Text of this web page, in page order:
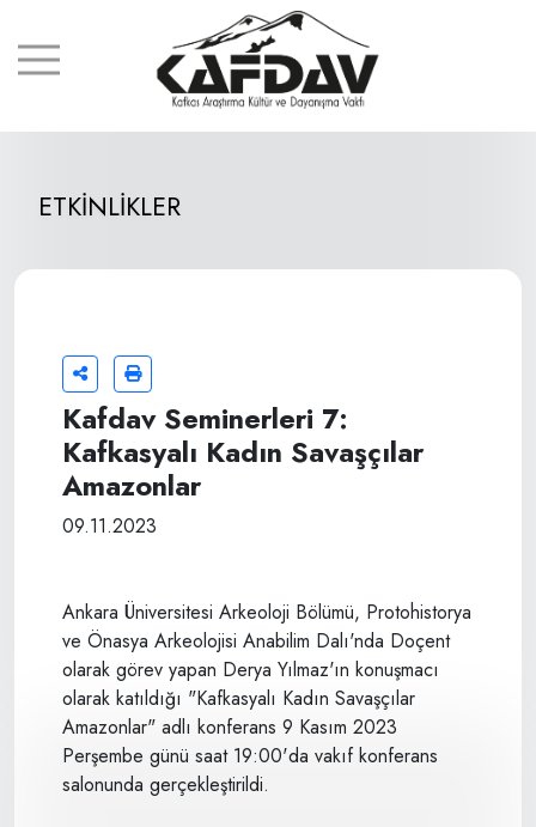
ETKİNLİKLER
Kafdav Seminerleri 7:
Kafkasyalı Kadın Savaşçılar
Amazonlar
09.11.2023
Ankara Üniversitesi Arkeoloji Bölümü, Protohistorya
ve Önasya Arkeolojisi Anabilim Dalı'nda Doçent
olarak görev yapan Derya Yılmaz'ın konuşmacı
olarak katıldığı "Kafkasyalı Kadın Savaşçılar
Amazonlar" adlı konferans 9 Kasım 2023
Perşembe günü saat 19:00'da vakıf konferans
salonunda gerçekleştirildi.